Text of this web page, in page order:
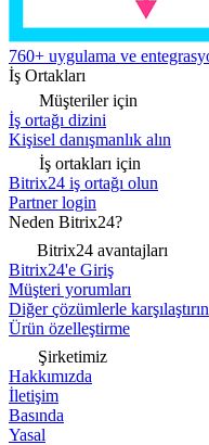
760+ uygulama ve
İş Ortakları
Müşteriler için
İş ortağı dizini
Kişisel danışmanlık alın
İş ortakları için
Bitrix24 iş ortağı olun
Partner login
Neden Bitrix24?
Bitrix24 avantajları
Bitrix24'e Giriş
Müşteri yorumları
Diğer çözümlerle karşılaştırın
Ürün özelleştirme
Şirketimiz
Hakkımızda
İletişim
Basında
Yasal